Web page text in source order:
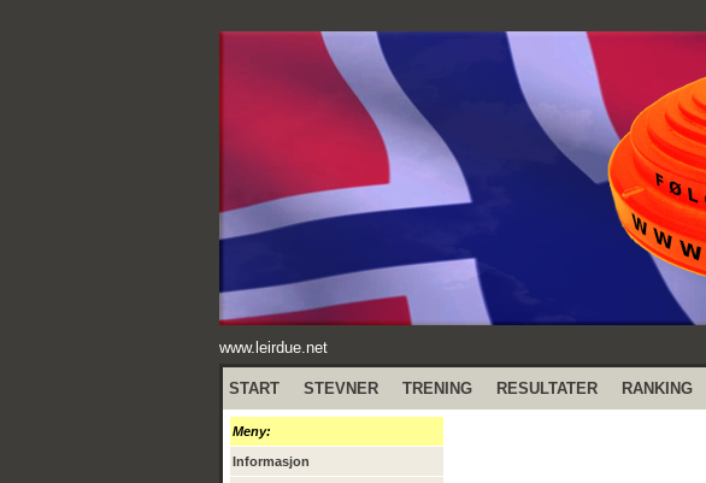
www.leirdue.net
START STEVNER TRENING RESULTATER RANKING
Meny:
Informasjon